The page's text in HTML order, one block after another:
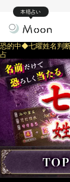
本格占い
恐的中◆七曜姓名判
占